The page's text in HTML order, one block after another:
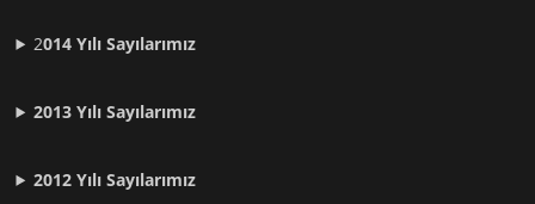
2014 Yılı Sayılarımız
2013 Yılı Sayılarımız
2012 YılıSayılarımız